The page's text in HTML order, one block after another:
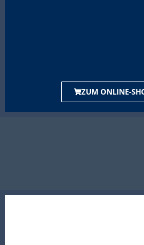
ZUM ONLINE-